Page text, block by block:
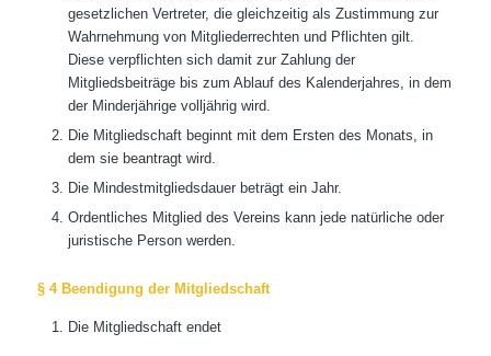
gesetzlichen Vertreter, die gleichzeitig als Zustimmung zur
Wahrnehmung von Mitgliederrechten und Pflichten gilt.
Diese verpflichten sich damit zur Zahlung der
Mitgliedsbeiträge bis zum Ablauf des Kalenderjahres, in dem
der Minderjährige volljährig wird.
Die Mitgliedschaft beginnt mit dem Ersten des Monats, in
dem sie beantragt wird.
Die Mindestmitgliedsdauer beträgt ein Jahr.
Ordentliches Mitglied des Vereins kann jede natürliche oder
juristische Person werden.
§ 4 Beendigung der Mitgliedschaft
Die Mitgliedschaft endet